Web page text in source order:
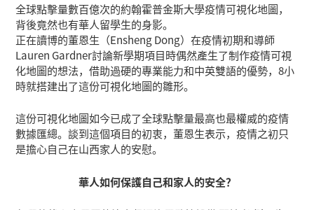
全球點擊量數百億次的約翰霍普金斯大學疫情可視化地圖，
背後竟然也有華人留學生的身影。
正在讀博的董恩生（Ensheng Dong）在疫情初期和導師
Lauren Gardner討論新學期項目時偶然產生了制作疫情可視
化地圖的想法，借助過硬的專業能力和中英雙語的優勢，8小
時就搭建出了這份可視化地圖的雛形。
這份可視化地圖如今已成了全球點擊量最高也最權威的疫情
數據匯總。談到這個項目的初衷，董恩生表示，疫情之初只
是擔心自己在山西家人的安慰。
華人如何保護自己和家人的安全？